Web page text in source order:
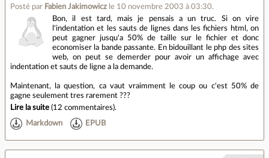
Posté par Fabien Jakimowicz le 10 novembre 2003 à 03:30.
Bon, il est tard, mais je pensais a un truc. Si on vire
l'indentation et les sauts de lignes dans les fichiers html, on
peut gagner jusqu'a 50% de taille sur le fichier et donc
economiser la bande passante. En bidouillant le php des sites
web, on peut se demerder pour avoir un affichage avec
indentation et sauts de ligne a la demande.
Maintenant, la question, ca vaut vraimment le coup ou c'est 50% de
gagne seulement tres rarement ???
Lire la suite (12 commentaires).
Markdown EPUB